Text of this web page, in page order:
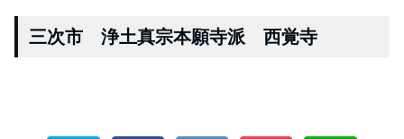
三次市 浄土真宗本願寺派 西覚寺